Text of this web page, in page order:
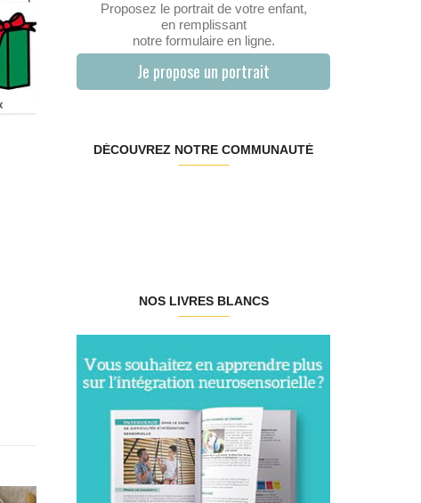
Proposez le portrait de votre enfant,
en remplissant
notre formulaire en ligne.
Je propose un portrait
DÉCOUVREZ NOTRE COMMUNAUTÉ
NOS LIVRES BLANCS